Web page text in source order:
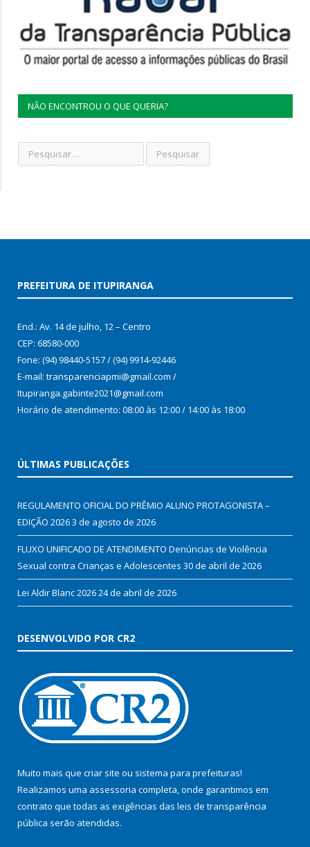
NÃO ENCONTROU O QUE QUERIA?
PREFEITURA DE ITUPIRANGA
End.: Av. 14 de julho, 12 – Centro
CEP: 68580-000
Fone: (94) 98440-5157 / (94) 9914-92446
E-mail: transparenciapmi@gmail.com /
Itupiranga.gabinte2021@gmail.com
Horário de atendimento: 08:00 às 12:00 / 14:00 às 18:00
ÚLTIMAS PUBLICAÇÕES
REGULAMENTO OFICIAL DO PRÊMIO ALUNO PROTAGONISTA –
EDIÇÃO 20263 de agosto de 2026
FLUXO UNIFICADO DE ATENDIMENTO Denúncias de Violência
Sexual contra Crianças e Adolescentes 30 de abril de 2026
Lei Aldir Blanc 202624 de abril de 2026
DESENVOLVIDO POR CR2
Muito mais que criar site ou sistema para prefeituras!
Realizamos uma assessoria completa, onde garantimos em
contrato que todas as exigências das leis de transparência
pública serão atendidas.